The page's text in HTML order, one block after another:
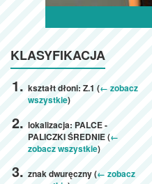
KLASYFIKACJA
kształt dłoni: Z.1 (← zobacz
wszystkie)
lokalizacja: PALCE -
PALICZKI ŚREDNIE (←
zobacz wszystkie)
znak dwuręczny (← zobacz